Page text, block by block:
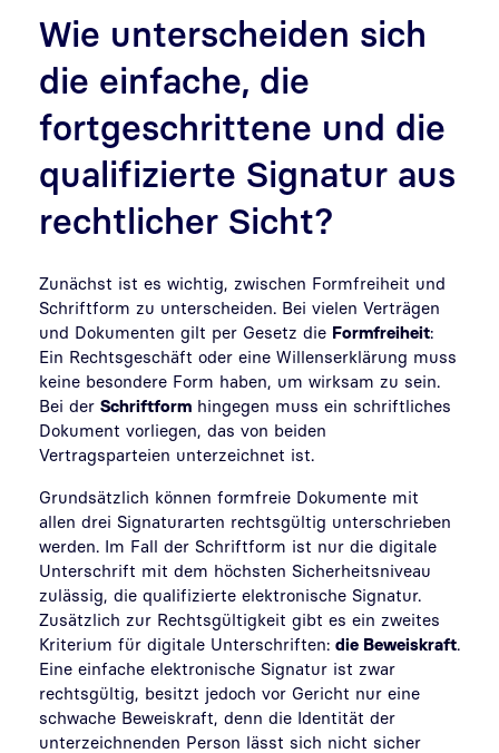
Wie unterscheiden sich
die einfache, die
fortgeschrittene und die
qualifizierte Signatur aus
rechtlicher Sicht?
Zunächst ist es wichtig, zwischen Formfreiheit und
Schriftform zu unterscheiden. Bei vielen Verträgen
und Dokumenten gilt per Gesetz die Formfreiheit:
Ein Rechtsgeschäft oder eine Willenserklärung muss
keine besondere Form haben, um wirksam zu sein.
Bei der Schriftform hingegen muss ein schriftliches
Dokument vorliegen, das von beiden
Vertragsparteien unterzeichnet ist.
Grundsätzlich können formfreie Dokumente mit
allen drei Signaturarten rechtsgültig unterschrieben
werden. Im Fall der Schriftform ist nur die digitale
Unterschrift mit dem höchsten Sicherheitsniveau
zulässig, die qualifizierte elektronische Signatur.
Zusätzlich zur Rechtsgültigkeit gibt es ein zweites
Kriterium für digitale Unterschriften: die Beweiskraft
Eine einfache elektronische Signatur ist zwar
rechtsgültig, besitzt jedoch vor Gericht nur eine
schwache Beweiskraft, denn die Identität der
unterzeichnenden Person lässt sich nicht sicher